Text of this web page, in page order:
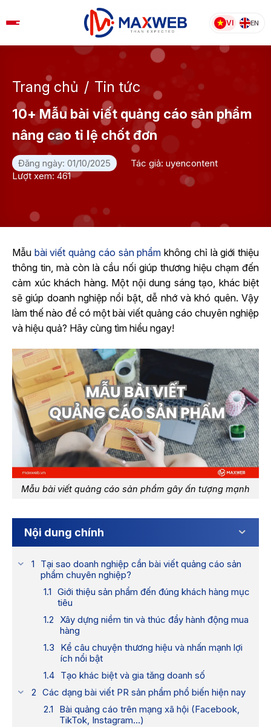
to
VI EN
Trang chủ / Tin tức
10+ Mẫu bài viết quảng cáo sản phẩm
nâng cao tỉ lệ chốt đơn
Đăng ngày: 01/10/2025
Tác giả: uyencontent
Lượt xem: 461
Mẫu bài viết quảng cáo sản phẩm không chỉ là giới thiệu
thông tin, mà còn là cầu nối giúp thương hiệu chạm đến
cảm xúc khách hàng. Một nội dung sáng tạo, khác biệt
sẽ giúp doanh nghiệp nổi bật, dễ nhớ và khó quên. Vậy
làm thế nào để có một bài viết quảng cáo chuyên nghiệp
và hiệu quả? Hãy cùng tìm hiểu ngay!
Mẫu bài viết quảng cáo sản phẩm gây ấn tượng mạnh
Nội dung chính
Tại sao doanh nghiệp cần bài viết quảng cáo sản
phẩm chuyên nghiệp?
Giới thiệu sản phẩm đến đúng khách hàng mục
tiêu
Xây dựng niềm tin và thúc đẩy hành động mua
hàng
Kể câu chuyện thương hiệu và nhấn mạnh lợi
ích nổi bật
Tạo khác biệt và gia tăng doanh số
Các dạng bài viết PR sản phẩm phổ biến hiện nay
Bài quảng cáo trên mạng xã hội (Facebook,
TikTok, Instagram…)